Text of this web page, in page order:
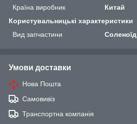
Країна виробник
Китай
Користувальницькі характеристики
Вид запчастини
Соленоїд
Умови доставки
Нова Пошта
Самовивіз
Транспортна компанія